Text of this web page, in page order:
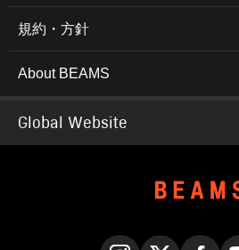
規約・方針
About BEAMS
Global Website